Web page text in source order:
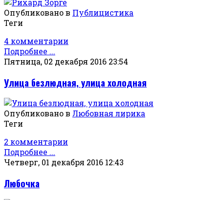
Опубликовано в Публицистика
Теги
4 комментарии
Подробнее ...
Пятница, 02 декабря 2016 23:54
Улица безлюдная, улица холодная
Опубликовано в Любовная лирика
Теги
2 комментарии
Подробнее ...
Четверг, 01 декабря 2016 12:43
Любочка